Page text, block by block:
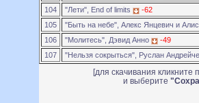
104
"Лети", End of limits
-62
105
"Быть на небе", Алекс Янцевич и
106
"Молитесь", Дэвид Анно
-49
107
"Нельзя сокрыться", Руслан
[для скачивания кликните
и выберите